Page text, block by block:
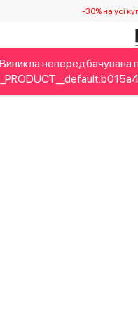
-30% на усі
Дітям Home&Gifts
непередбачувана